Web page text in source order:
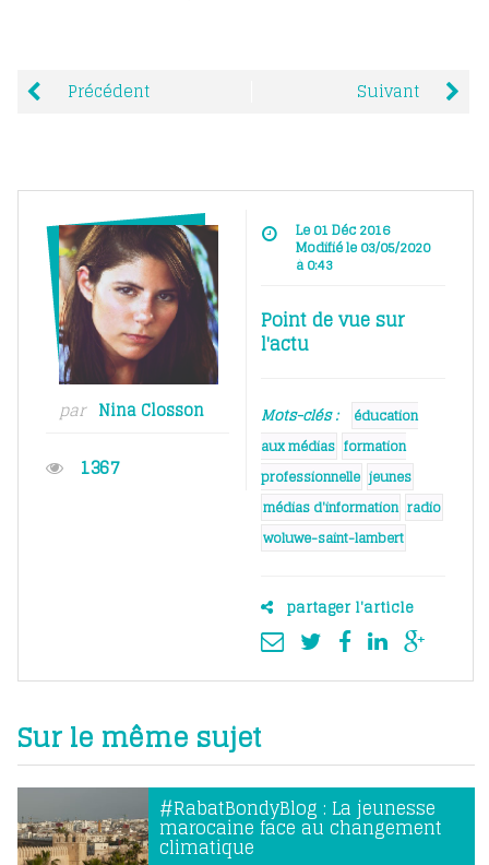
Précédent Suivant
par Nina Closson
1367
Le 01 Déc 2016
Modifié le 03/05/2020
à 0:43
Point de vue sur
l'actu
Mots-clés :
éducation
aux médias formation
professionnelle jeunes
médias d'information radio
woluwe-saint-lambert
partager l'article
Sur le même sujet
#RabatBondyBlog : La jeunesse
marocaine face au changement
climatique